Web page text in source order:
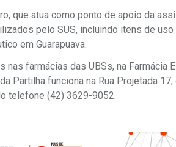
que atua como ponto de apoio da
pelo SUS, incluindo itens de uso
em Guarapuava.
farmácias das UBSs, na Farmácia
Partilha funciona na Rua Projetada
telefone (42) 3629-9052.